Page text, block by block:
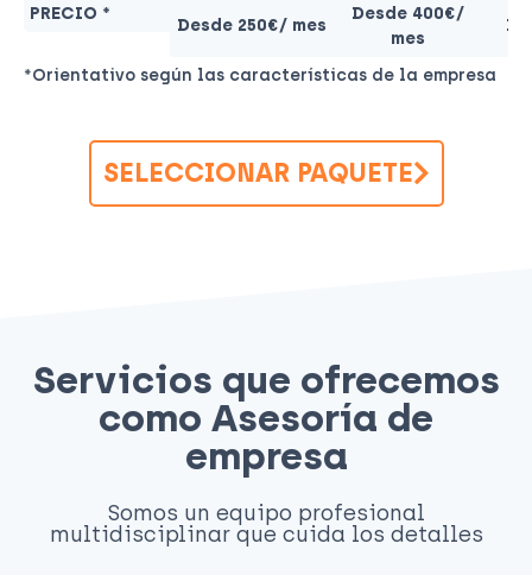
PRECIO *
Desde 250€/ mes
Desde 400€/
mes
*Orientativo según las características de la empresa
SELECCIONAR PAQUETE
Servicios que ofrecemos
como Asesoría de
empresa
Somos un equipo profesional
multidisciplinar que cuida los detalles